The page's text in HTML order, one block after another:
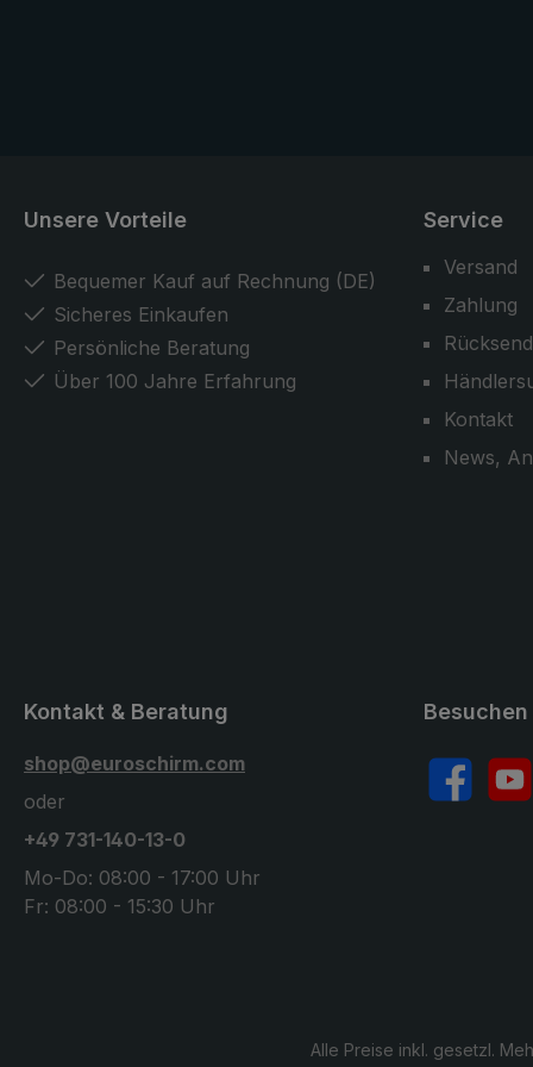
Unsere Vorteile
Bequemer Kauf auf Rechnung (DE)
Sicheres Einkaufen
Persönliche Beratung
Über 100 Jahre Erfahrung
Service
Versand
Zahlung
Kontakt
News,
Facebook
Kontakt & Beratung
shop@euroschirm.com
oder
+49 731-140-13-0
Mo-Do: 08:00 - 17:00 Uhr
Fr: 08:00 - 15:30 Uhr
Alle Preise inkl. gesetzl.